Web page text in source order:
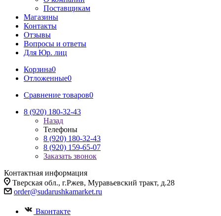
Поставщикам
Магазины
Контакты
Отзывы
Вопросы и ответы
Для Юр. лиц
Корзина0
Отложенные0
Сравнение товаров0
8 (920) 180-32-43
Назад
Телефоны
8 (920) 180-32-43
8 (920) 159-65-07
Заказать звонок
Контактная информация
Тверская обл., г.Ржев, Муравьевский тракт, д.28
order@sudarushkamarket.ru
Вконтакте